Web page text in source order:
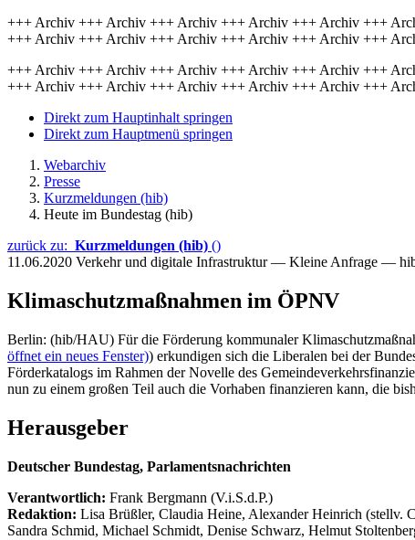
+++ Archiv +++ Archiv +++ Archiv +++ Archiv +++ Archiv +++
+++ Archiv +++ Archiv +++ Archiv +++ Archiv +++ Archiv +++
+++ Archiv +++ Archiv +++ Archiv +++ Archiv +++ Archiv +++
+++ Archiv +++ Archiv +++ Archiv +++ Archiv +++ Archiv +++
Direkt zum Hauptinhalt springen
Direkt zum Hauptmenü springen
Webarchiv
Presse
Kurzmeldungen (hib)
Heute im Bundestag (hib)
zurück zu: Kurzmeldungen (hib) ()
11.06.2020 Verkehr und digitale Infrastruktur — Kleine Anfrage —
Klimaschutzmaßnahmen im ÖPNV
Berlin: (hib/HAU) Für die Förderung kommunaler
öffnet ein neues Fenster)) erkundigen sich die Liberalen bei der
Förderkatalogs im Rahmen der Novelle des
nun zu einem großen Teil auch die Vorhaben finanzieren kann, die
Herausgeber
Deutscher Bundestag, Parlamentsnachrichten
Verantwortlich: Frank Bergmann (V.i.S.d.P.)
Redaktion: Lisa Brüßler, Claudia Heine, Alexander Heinrich (stellv.
Sandra Schmid, Michael Schmidt, Denise Schwarz, Helmut